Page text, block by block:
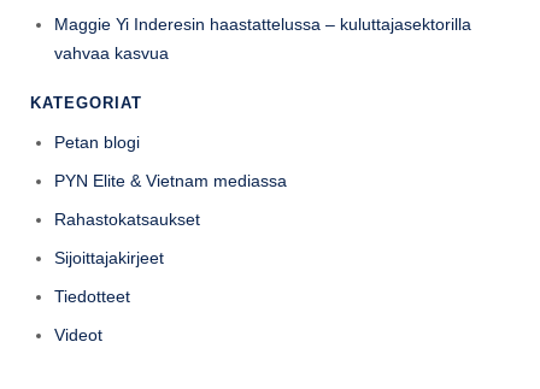
Maggie Yi Inderesin haastattelussa – kuluttajasektorilla
vahvaa kasvua
KATEGORIAT
Petan blogi
PYN Elite & Vietnam mediassa
Rahastokatsaukset
Sijoittajakirjeet
Tiedotteet
Videot